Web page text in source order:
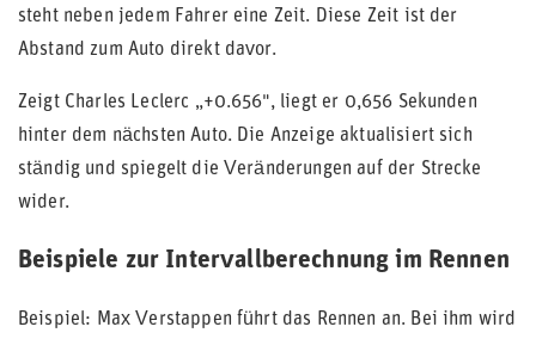
steht neben jedem Fahrer eine Zeit. Diese Zeit ist der
Abstand zum Auto direkt davor.
Zeigt Charles Leclerc „+0.656", liegt er 0,656 Sekunden
hinter dem nächsten Auto. Die Anzeige aktualisiert sich
ständig und spiegelt die Veränderungen auf der Strecke
wider.
Beispiele zur Intervallberechnung im Rennen
Beispiel: Max Verstappen führt das Rennen an. Bei ihm wird